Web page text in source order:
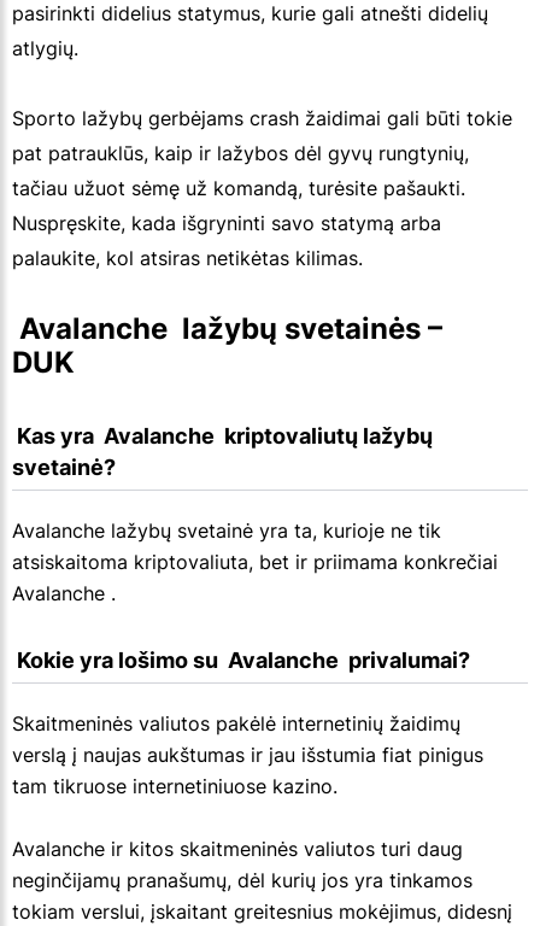
pasirinkti didelius statymus, kurie gali atnešti didelių
atlygių.
Sporto lažybų gerbėjams crash žaidimai gali būti tokie
pat patrauklūs, kaip ir lažybos dėl gyvų rungtynių,
tačiau užuot sėmę už komandą, turėsite pašaukti.
Nuspręskite, kada išgryninti savo statymą arba
palaukite, kol atsiras netikėtas kilimas.
DUK
svetainė?
Avalanche lažybų svetainė yra ta, kurioje ne tik
atsiskaitoma kriptovaliuta, bet ir priimama konkrečiai
Avalanche .
Kokie yra lošimo su  Avalanche  privalumai?
Skaitmeninės valiutos pakėlė internetinių žaidimų
verslą į naujas aukštumas ir jau išstumia fiat pinigus
tam tikruose internetiniuose kazino.
Avalanche ir kitos skaitmeninės valiutos turi daug
neginčijamų pranašumų, dėl kurių jos yra tinkamos
tokiam verslui, įskaitant greitesnius mokėjimus, didesnį